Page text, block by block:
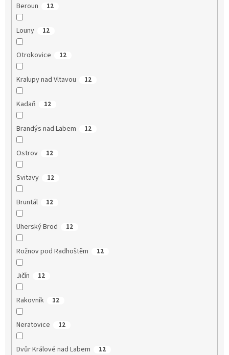
Beroun 12
Louny 12
Otrokovice 12
Kralupy nad Vltavou 12
Kadaň 12
Brandýs nad Labem 12
Ostrov 12
Svitavy 12
Bruntál 12
Uherský Brod 12
Rožnov pod Radhoštěm 12
Jičín 12
Rakovník 12
Neratovice 12
Dvůr Králové nad Labem 12